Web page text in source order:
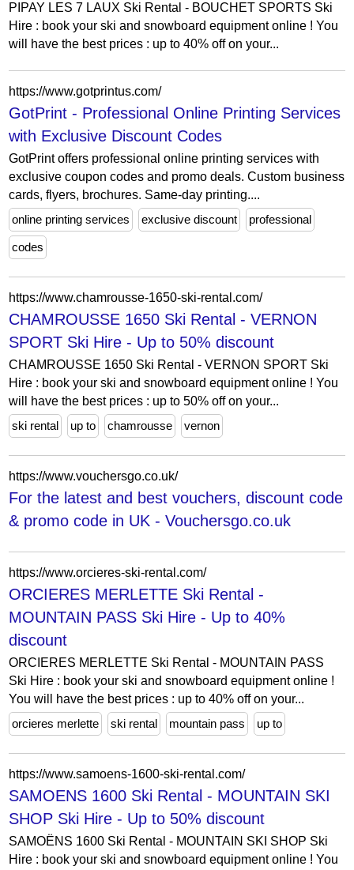
PIPAY LES 7 LAUX Ski Rental - BOUCHET SPORTS Ski
Hire : book your ski and snowboard equipment online ! You
will have the best prices : up to 40% off on your...
https://www.gotprintus.com/
GotPrint - Professional Online Printing Services
with Exclusive Discount Codes
GotPrint offers professional online printing services with
exclusive coupon codes and promo deals. Custom business
cards, flyers, brochures. Same-day printing....
online printing services
exclusive discount professional
codes
https://www.chamrousse-1650-ski-rental.com/
CHAMROUSSE 1650 Ski Rental - VERNON
SPORT Ski Hire - Up to 50% discount
CHAMROUSSE 1650 Ski Rental - VERNON SPORT Ski
Hire : book your ski and snowboard equipment online ! You
will have the best prices : up to 50% off on your...
ski rental
up to chamrousse vernon
https://www.vouchersgo.co.uk/
For the latest and best vouchers, discount code
& promo code in UK - Vouchersgo.co.uk
https://www.orcieres-ski-rental.com/
ORCIERES MERLETTE Ski Rental -
MOUNTAIN PASS Ski Hire - Up to 40%
discount
ORCIERES MERLETTE Ski Rental - MOUNTAIN PASS
Ski Hire : book your ski and snowboard equipment online !
You will have the best prices : up to 40% off on your...
orcieres merlette
ski rental mountain pass up to
https://www.samoens-1600-ski-rental.com/
SAMOENS 1600 Ski Rental - MOUNTAIN SKI
SHOP Ski Hire - Up to 50% discount
SAMOËNS 1600 Ski Rental - MOUNTAIN SKI SHOP Ski
Hire : book your ski and snowboard equipment online ! You